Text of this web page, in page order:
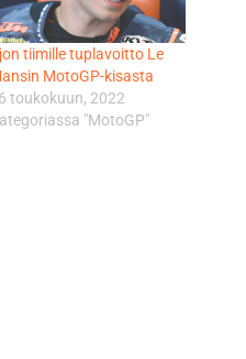
tiimille tuplavoitto Le
MotoGP-kisasta
toukokuun, 2022
"MotoGP"